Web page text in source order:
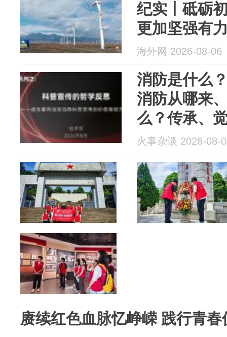
纪实丨砥砺
更加坚强有
海外网 2026-08-06
消防是什么
消防从哪来
么？传承、
文化、制度
火事杂谈 2026-08-
赓续红色血脉忆峥嵘 践行青春